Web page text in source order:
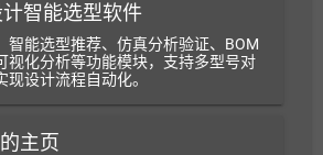
智能选型软件
智能选型推荐、仿真分析验证、BOM
视化分析等功能模块，支持多型号对
现设计流程自动化。
主页